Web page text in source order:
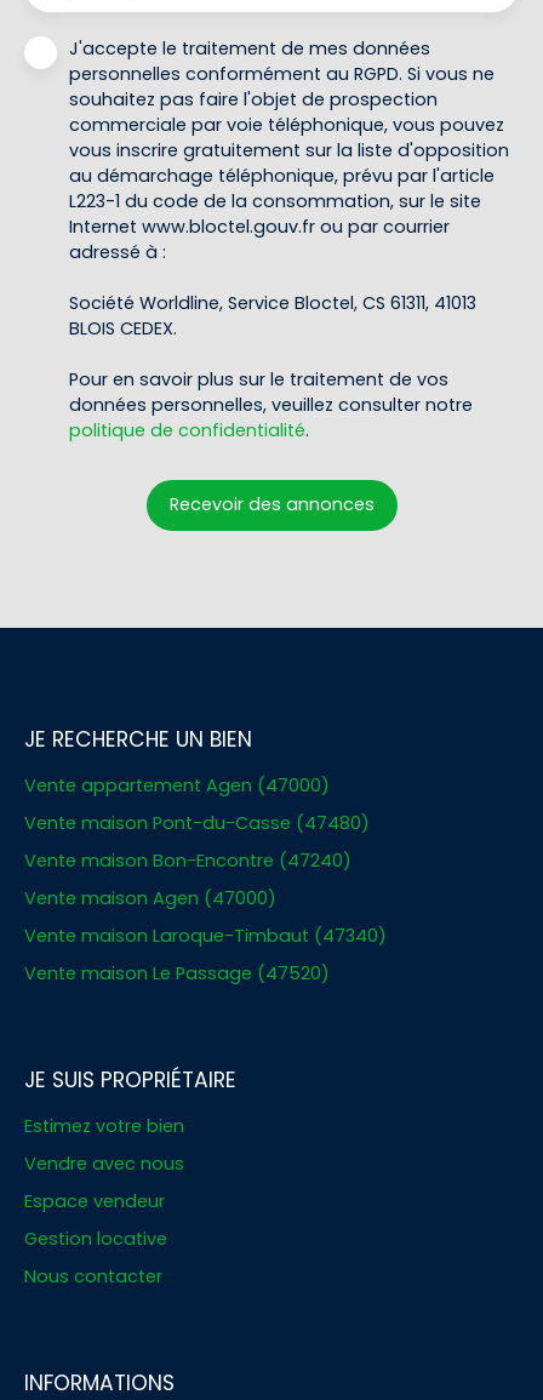
J'accepte le traitement de mes données
personnelles conformément au RGPD. Si vous ne
souhaitez pas faire l'objet de prospection
commerciale par voie téléphonique, vous pouvez
vous inscrire gratuitement sur la liste d'opposition
au démarchage téléphonique, prévu par l'article
L223-1 du code de la consommation, sur le site
Internet www.bloctel.gouv.fr ou par courrier
adressé à :
Société Worldline, Service Bloctel, CS 61311, 41013
BLOIS CEDEX.
Pour en savoir plus sur le traitement de vos
données personnelles, veuillez consulter notre
politique de confidentialité.
Recevoir des annonces
JE RECHERCHE UN BIEN
Vente appartement Agen (47000)
Vente maison Pont-du-Casse (47480)
Vente maison Bon-Encontre (47240)
Vente maison Agen (47000)
Vente maison Laroque-Timbaut (47340)
Vente maison Le Passage (47520)
JE SUIS PROPRIÉTAIRE
Estimez votre bien
Vendre avec nous
Espace vendeur
Gestion locative
Nous contacter
INFORMATIONS